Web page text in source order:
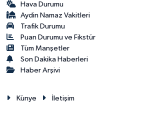
Hava Durumu
Aydin Namaz Vakitleri
Trafik Durumu
Puan Durumu ve Fikstür
Tüm Manşetler
Son Dakika Haberleri
Haber Arşivi
Künye İletişim